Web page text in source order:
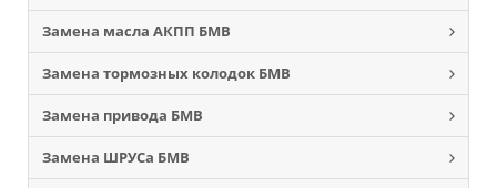
Замена масла АКПП БМВ
Замена тормозных колодок БМВ
Замена привода БМВ
Замена ШРУСа БМВ